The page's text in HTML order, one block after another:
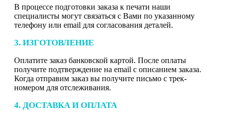
В процессе подготовки заказа к печати наши
специалисты могут связаться с Вами по указанному
телефону или email для согласования деталей.
3. ИЗГОТОВЛЕНИЕ
Оплатите заказ банковской картой. После оплаты
получите подтверждение на email с описанием заказа.
Когда отправим заказ вы получите письмо с трек-
номером для отслеживания.
4. ДОСТАВКА И ОПЛАТА